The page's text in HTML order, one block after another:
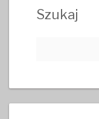
Szukaj